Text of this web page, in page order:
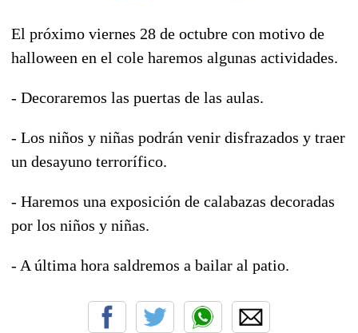
El próximo viernes 28 de octubre con motivo de
halloween en el cole haremos algunas actividades.
- Decoraremos las puertas de las aulas.
- Los niños y niñas podrán venir disfrazados y traer
un desayuno terrorífico.
- Haremos una exposición de calabazas decoradas
por los niños y niñas.
- A última hora saldremos a bailar al patio.